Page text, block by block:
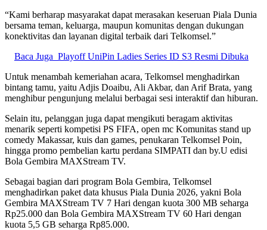
“Kami berharap masyarakat dapat merasakan keseruan Piala Dunia
bersama teman, keluarga, maupun komunitas dengan dukungan
konektivitas dan layanan digital terbaik dari Telkomsel.”
Baca Juga Playoff UniPin Ladies Series ID S3 Resmi Dibuka
Untuk menambah kemeriahan acara, Telkomsel menghadirkan
bintang tamu, yaitu Adjis Doaibu, Ali Akbar, dan Arif Brata, yang
menghibur pengunjung melalui berbagai sesi interaktif dan hiburan.
Selain itu, pelanggan juga dapat mengikuti beragam aktivitas
menarik seperti kompetisi PS FIFA, open mc Komunitas stand up
comedy Makassar, kuis dan games, penukaran Telkomsel Poin,
hingga promo pembelian kartu perdana SIMPATI dan by.U edisi
Bola Gembira MAXStream TV.
Sebagai bagian dari program Bola Gembira, Telkomsel
menghadirkan paket data khusus Piala Dunia 2026, yakni Bola
Gembira MAXStream TV 7 Hari dengan kuota 300 MB seharga
Rp25.000 dan Bola Gembira MAXStream TV 60 Hari dengan
kuota 5,5 GB seharga Rp85.000.